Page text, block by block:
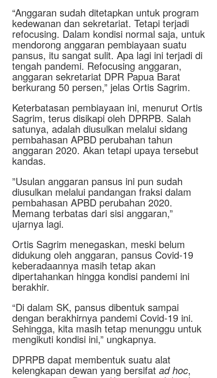
“Anggaran sudah ditetapkan untuk program
kedewanan dan sekretariat. Tetapi terjadi
refocusing. Dalam kondisi normal saja, untuk
mendorong anggaran pembiayaan suatu
pansus, itu sangat sulit. Apa lagi ini terjadi di
tengah pandemi. Refocusing anggaran,
anggaran sekretariat DPR Papua Barat
berkurang 50 persen,” jelas Ortis Sagrim.
Keterbatasan pembiayaan ini, menurut Ortis
Sagrim, terus disikapi oleh DPRPB. Salah
satunya, adalah diusulkan melalui sidang
pembahasan APBD perubahan tahun
anggaran 2020. Akan tetapi upaya tersebut
kandas.
”Usulan anggaran pansus ini pun sudah
diusulkan melalui pandangan fraksi dalam
pembahasan APBD perubahan 2020.
Memang terbatas dari sisi anggaran,”
ujarnya lagi.
Ortis Sagrim menegaskan, meski belum
didukung oleh anggaran, pansus Covid-19
keberadaannya masih tetap akan
dipertahankan hingga kondisi pandemi ini
berakhir.
“Di dalam SK, pansus dibentuk sampai
dengan berakhirnya pandemi Covid-19 ini.
Sehingga, kita masih tetap menunggu untuk
mengikuti kondisi ini,” ungkapnya.
DPRPB dapat membentuk suatu alat
kelengkapan dewan yang bersifat ad hoc,